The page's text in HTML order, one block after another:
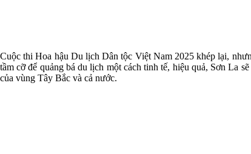
Cuộc thi Hoa hậu Du lịch Dân tộc Việt Nam 2025 khép lại,
tầm cỡ để quảng bá du lịch một cách tinh tế, hiệu quả, Sơn La
của vùng Tây Bắc và cả nước.